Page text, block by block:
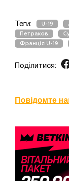
Теги: U-19
Петраков
Франція U-19
Поділитися:
Повідомте